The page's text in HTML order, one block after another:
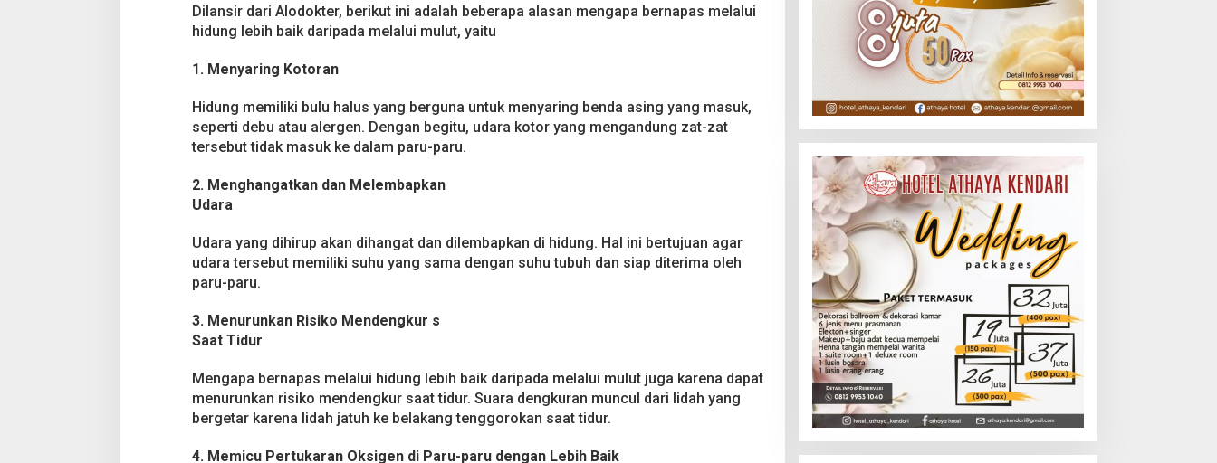
e
l
s
n
y
a
Dilansir dari Alodokter, berikut ini adalah beberapa alasan mengapa bernapas melalui
hidung lebih baik daripada melalui mulut, yaitu
1. Menyaring Kotoran
Hidung memiliki bulu halus yang berguna untuk menyaring benda asing yang masuk,
seperti debu atau alergen. Dengan begitu, udara kotor yang mengandung zat-zat
tersebut tidak masuk ke dalam paru-paru.
2. Menghangatkan dan Melembapkan
Udara
Udara yang dihirup akan dihangat dan dilembapkan di hidung. Hal ini bertujuan agar
udara tersebut memiliki suhu yang sama dengan suhu tubuh dan siap diterima oleh
paru-paru.
3. Menurunkan Risiko Mendengkur s
Saat Tidur
Mengapa bernapas melalui hidung lebih baik daripada melalui mulut juga karena dapat
menurunkan risiko mendengkur saat tidur. Suara dengkuran muncul dari lidah yang
bergetar karena lidah jatuh ke belakang tenggorokan saat tidur.
4. Memicu Pertukaran Oksigen di Paru-paru dengan Lebih Baik